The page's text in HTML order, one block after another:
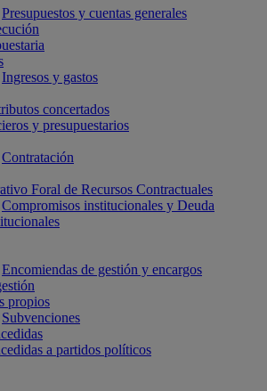
Presupuestos y cuentas generales
Ingresos y gastos
concertados
y presupuestarios
Contratación
Foral de Recursos Contractuales
Compromisos institucionales y Deuda
Encomiendas de gestión y encargos
propios
Subvenciones
a partidos políticos